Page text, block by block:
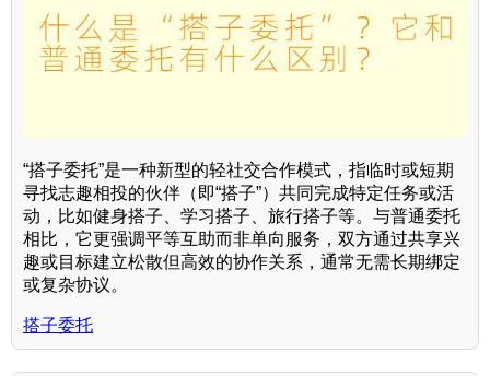
“搭子委托”是一种新型的轻社交合作模式，指临时或短期
寻找志趣相投的伙伴（即“搭子”）共同完成特定任务或活
动，比如健身搭子、学习搭子、旅行搭子等。与普通委托
相比，它更强调平等互助而非单向服务，双方通过共享兴
趣或目标建立松散但高效的协作关系，通常无需长期绑定
或复杂协议。
搭子委托